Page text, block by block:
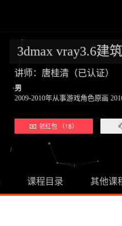
3dmax vray3.6建
讲师：唐桂清（已认证）
男
2009-2010年从事游戏角色原画
领红包 （18）
课程目录 其他课